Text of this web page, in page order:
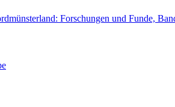
Forschungen und Funde,